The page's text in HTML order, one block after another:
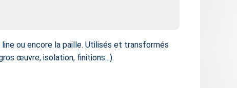
ou encore la paille. Utilisés et transformés
œuvre, isolation, finitions...).